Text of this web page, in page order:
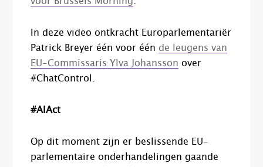
In deze video ontkracht Europarlementariër
Patrick Breyer één voor één de leugens van
EU-Commissaris Ylva Johansson over
#ChatControl.
#AIAct
Op dit moment zijn er beslissende EU-
parlementaire onderhandelingen gaande